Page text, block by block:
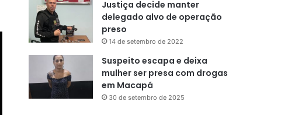
Justiça decide manter
delegado alvo de operação
preso
14 de setembro de 2022
Suspeito escapa e deixa
mulher ser presa com drogas
em Macapá
30 de setembro de 2025